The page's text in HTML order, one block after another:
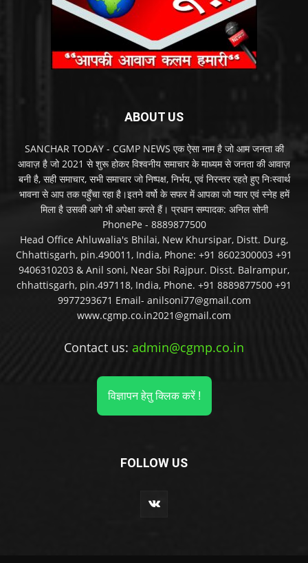
ABOUT US
SANCHAR TODAY - CGMP NEWS एक ऐसा नाम है जो आम जनता की
आवाज़ है जो 2021 से शुरू होकर विश्वनीय समाचार के माध्यम से जनता की आवाज़
बनी है, सही समाचार, सभी समाचार जो निष्पक्ष, निर्भय, एवं निरन्तर रहते हुए निःस्वार्थ
भावना से आप तक पहुँचा रहा है।इतने वर्षो के सफर में आपका जो प्यार एवं स्नेह हमें
मिला है उसकी आगे भी अपेक्षा करते हैं। प्रधान सम्पादक: अनिल सोनी
PhonePe - 8889877500
Head Office Ahluwalia's Bhilai, New Khursipar, Distt. Durg,
Chhattisgarh, pin.490011, India, Phone: +91 8602300003 +91
9406310203 & Anil soni, Near Sbi Rajpur. Disst. Balrampur,
chhattisgarh, pin.497118, India, Phone. +91 8889877500 +91
9977293671 Email- anilsoni77@gmail.com
www.cgmp.co.in2021@gmail.com
Contact us: admin@cgmp.co.in
विज्ञापन हेतु क्लिक करें !
FOLLOW US